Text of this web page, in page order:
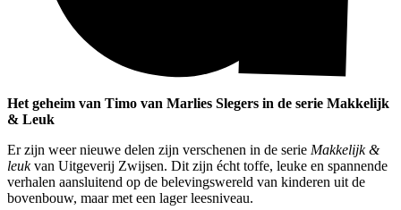
Het geheim van Timo van Marlies Slegers in de serie Makkelijk
& Leuk
Er zijn weer nieuwe delen zijn verschenen in de serie Makkelijk &
leukvan Uitgeverij Zwijsen. Dit zijn écht toffe, leuke en spannende
verhalen aansluitend op de belevingswereld van kinderen uit de
bovenbouw, maar met een lager leesniveau.